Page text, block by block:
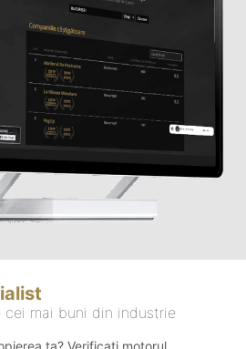
cei mai buni din industrie
ta? Verificați motorul